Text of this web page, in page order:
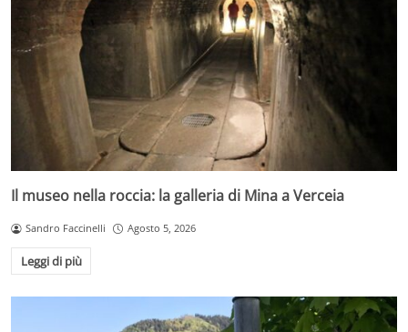
Il museo nella roccia: la galleria di Mina a Verceia
Sandro Faccinelli Agosto 5, 2026
Leggi di più